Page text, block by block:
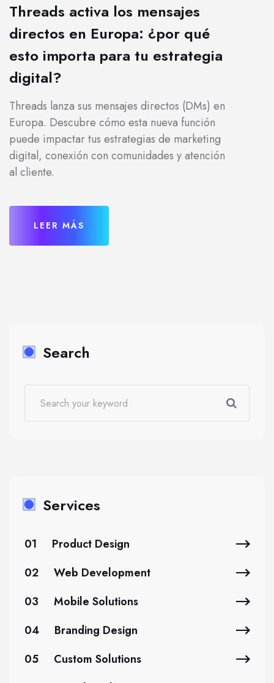
Threads activa los mensajes
directos en Europa: ¿por qué
esto importa para tu estrategia
digital?
Threads lanza sus mensajes directos (DMs) en
Europa. Descubre cómo esta nueva función
puede impactar tus estrategias de marketing
digital, conexión con comunidades y atención
al cliente.
LEER MÁS
Search
Services
01
Product Design
02
Web Development
03
Mobile Solutions
04
Branding Design
05
Custom Solutions